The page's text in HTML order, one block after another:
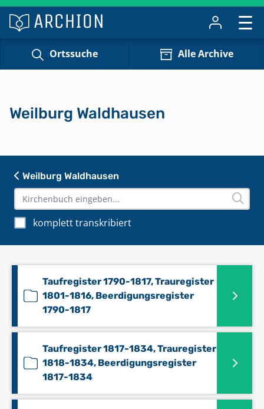
Ortssuche Alle Archive
Weilburg Waldhausen
komplett transkribiert
Taufregister 1790-1817, Trauregister
1801-1816, Beerdigungsregister
1790-1817
Taufregister 1817-1834, Trauregister
1818-1834, Beerdigungsregister
1817-1834
Weilburg Waldhausen